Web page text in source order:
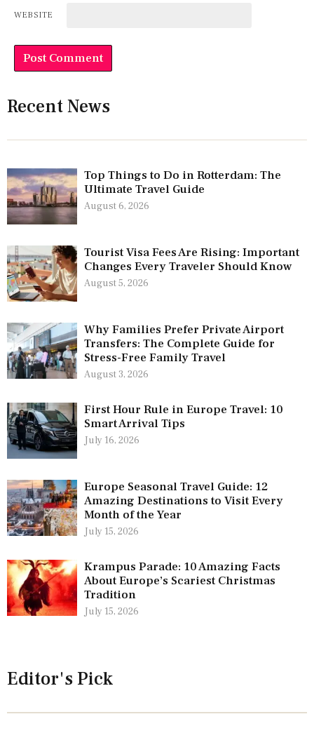
WEBSITE
Recent News
Top Things to Do in Rotterdam: The
Ultimate Travel Guide
August 6, 2026
Tourist Visa Fees Are Rising: Important
Changes Every Traveler Should Know
August 5, 2026
Why Families Prefer Private Airport
Transfers: The Complete Guide for
Stress-Free Family Travel
August 3, 2026
First Hour Rule in Europe Travel: 10
Smart Arrival Tips
July 16, 2026
Europe Seasonal Travel Guide: 12
Amazing Destinations to Visit Every
Month of the Year
July 15, 2026
Krampus Parade: 10 Amazing Facts
About Europe’s Scariest Christmas
Tradition
July 15, 2026
Editor's Pick